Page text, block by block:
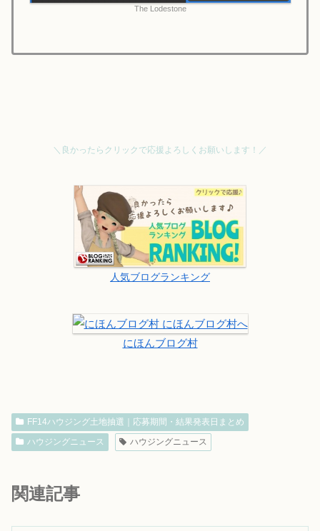
The Lodestone
＼良かったらクリックで応援よろしくお願いします！／
人気ブログランキング
にほんブログ村
FF14ハウジング土地抽選｜応募期間・結果発表日まとめ
ハウジングニュース
ハウジングニュース
関連記事